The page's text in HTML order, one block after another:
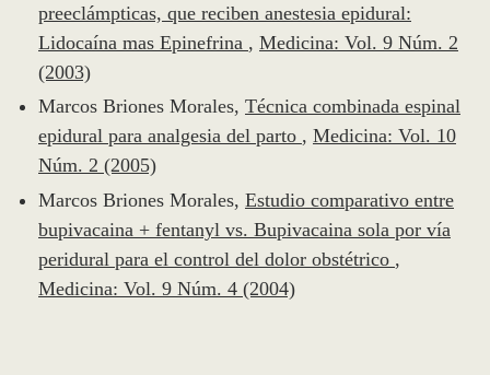
preeclámpticas, que reciben anestesia epidural:
Lidocaína mas Epinefrina , Medicina: Vol. 9 Núm. 2
(2003)
Marcos Briones Morales, Técnica combinada espinal
epidural para analgesia del parto , Medicina: Vol. 10
Núm. 2 (2005)
Marcos Briones Morales, Estudio comparativo entre
bupivacaina + fentanyl vs. Bupivacaina sola por vía
peridural para el control del dolor obstétrico ,
Medicina: Vol. 9 Núm. 4 (2004)